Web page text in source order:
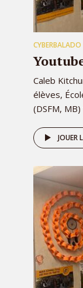
CYBERBALADO
Caleb
élèves,
(DSFM,
JOUER